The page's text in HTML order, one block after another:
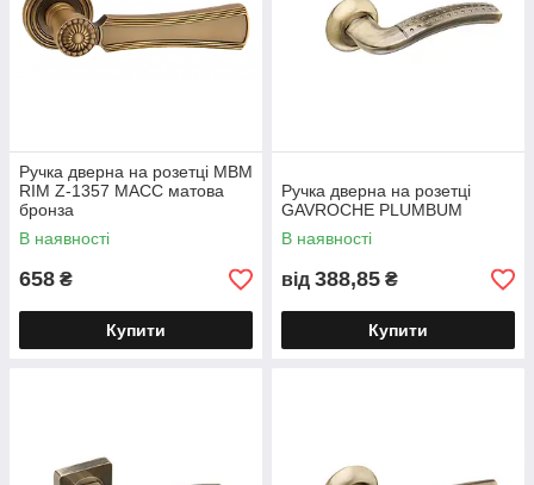
Ручка дверна на розетці МВМ
RIM Z-1357 MACC матова
бронза
В наявності
658 ₴
Купити
Ручка дверна на розетці
GAVROCHE PLUMBUM
В наявності
від 388,85 ₴
Купити